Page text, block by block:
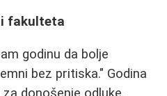
i fakulteta
godinu da bolje
bez pritiska." Godina
donošenje odluke.